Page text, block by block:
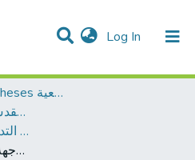
Log In (current)
& Collections
DSpace
Dissertations & Theses الرسائل الجامعية
AQU Master Theses الرسائل الجامعية الخاصة بجامعة القدس
Teaching Methods أساليب التدريس
درجة امتلاك مديري المدارس الحكومية كفايات الاقتصاد المعرفي في محافظة القدس من وجهة نظر المديرين والمعلمين